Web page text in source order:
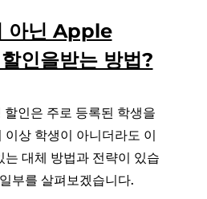
아닌 Apple
인을받는 방법?
인은 주로 등록된 학생을
이상 학생이 아니더라도 이
는 대체 방법과 전략이 있습
부를 살펴보겠습니다.